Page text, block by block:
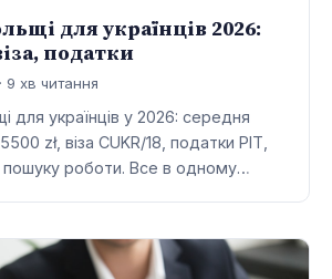
для українців 2026:
податки
9 хв читання
для українців у 2026: середня
zł, віза CUKR/18, податки PIT,
пошуку роботи. Все в одному…